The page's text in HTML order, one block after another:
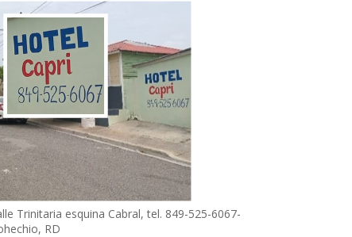
Trinitaria esquina Cabral, tel. 849-525-6067-
RD